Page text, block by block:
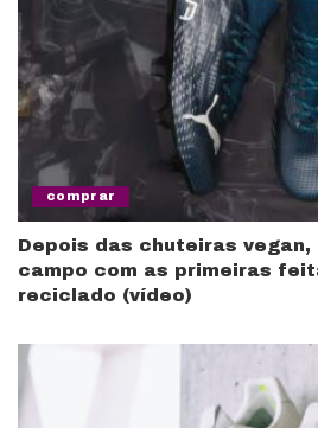
comprar
Depois das chuteiras vegan,
campo com as primeiras
reciclado (vídeo)